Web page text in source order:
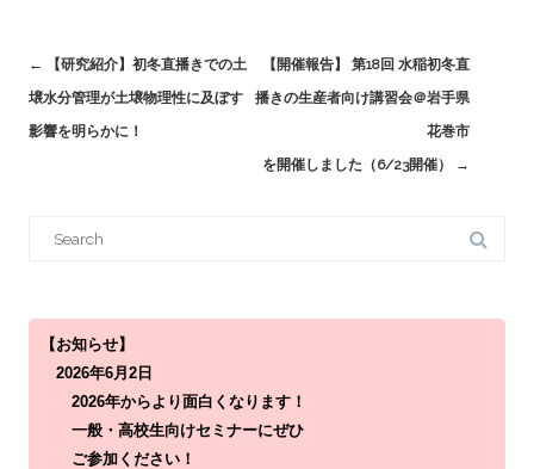
Post
navigation
←
【研究紹介】初冬直播きでの土
壌水分管理が土壌物理性に及ぼす
影響を明らかに！
【開催報告】 第18回 水稲初冬直
播きの生産者向け講習会＠岩手県
花巻市
を開催しました（6/23開催）
→
f
【お知らせ】
2026年6月2日
2026年からより面白くなります！
一般・高校生向けセミナーにぜひ
ご参加ください！